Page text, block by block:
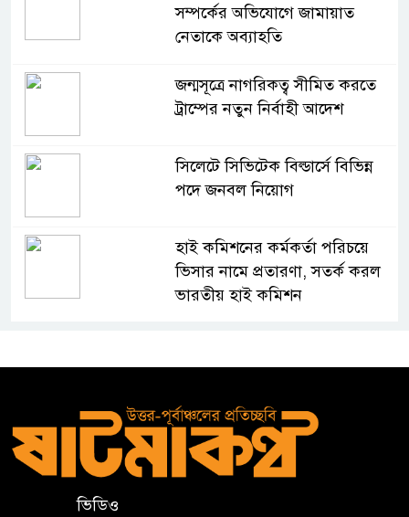
সম্পর্কের অভিযোগে জামায়াত
নেতাকে অব্যাহতি
জন্মসূত্রে নাগরিকত্ব সীমিত করতে
ট্রাম্পের নতুন নির্বাহী আদেশ
সিলেটে সিভিটেক বিল্ডার্সে বিভিন্ন
পদে জনবল নিয়োগ
হাই কমিশনের কর্মকর্তা পরিচয়ে
ভিসার নামে প্রতারণা, সতর্ক করল
ভারতীয় হাই কমিশন
ফুল-ফান্ডেড স্কলারশিপ চালু করবে
সুরমা নদীর পাড়ে “ISylhet”
ভিডিও